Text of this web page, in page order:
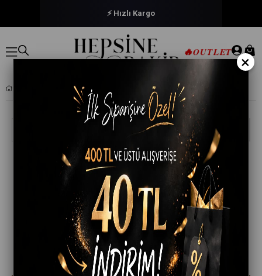
⚡ Hızlı Kargo
🔥OUTLET
HAVLU ALIRKEN DIKKAT EDILMESI GEREKENLER: KALITE, BOYUT VE KULLANIM AMAÇLARI
Havlu Alırken Dikkat Edilmesi Gerekenler:
Kalite, Boyut ve Kullanım Amaçları
×